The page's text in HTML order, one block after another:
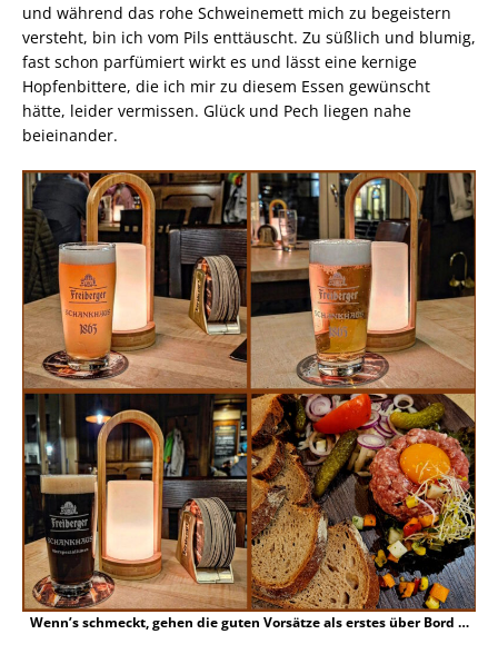
und während das rohe Schweinemett mich zu begeistern
versteht, bin ich vom Pils enttäuscht. Zu süßlich und blumig,
fast schon parfümiert wirkt es und lässt eine kernige
Hopfenbittere, die ich mir zu diesem Essen gewünscht
hätte, leider vermissen. Glück und Pech liegen nahe
beieinander.
Wenn’s schmeckt, gehen die guten Vorsätze als erstes über Bord …